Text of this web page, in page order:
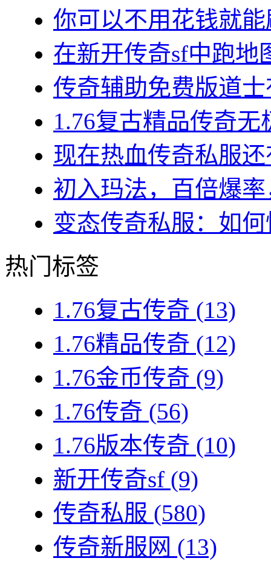
你可以不用花钱就
在新开传奇sf中跑地
传奇辅助免费版道
1.76复古精品传奇
现在热血传奇私服
初入玛法，百倍爆
变态传奇私服：如
热门标签
1.76复古传奇 (13)
1.76精品传奇 (12)
1.76金币传奇 (9)
1.76传奇 (56)
1.76版本传奇 (10)
新开传奇sf (9)
传奇私服 (580)
传奇新服网 (13)